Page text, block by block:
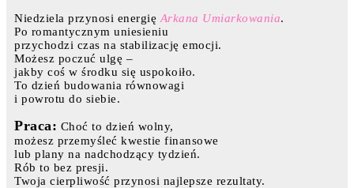
Niedziela przynosi energię Arkana Umiarkowania.
Po romantycznym uniesieniu
przychodzi czas na stabilizację emocji.
Możesz poczuć ulgę –
jakby coś w środku się uspokoiło.
To dzień budowania równowagi
i powrotu do siebie.
Praca: Choć to dzień wolny,
możesz przemyśleć kwestie finansowe
lub plany na nadchodzący tydzień.
Rób to bez presji.
Twoja cierpliwość przynosi najlepsze rezultaty.